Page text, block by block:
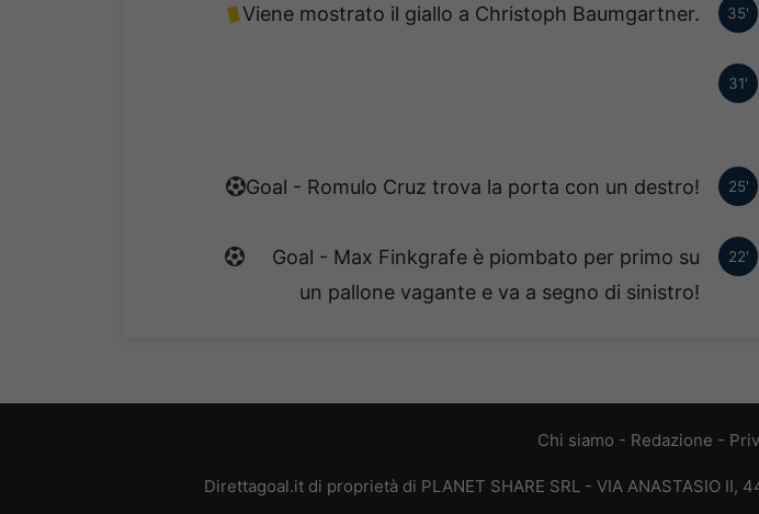
35'
Viene mostrato il giallo a Christoph Baumgartner.
31'
25'
Goal - Romulo Cruz trova la porta con un destro!
22'
Goal - Max Finkgrafe è piombato per primo su
un pallone vagante e va a segno di sinistro!
Chi siamo - Redazione -
Direttagoal.it di proprietà di PLANET SHARE SRL - VIA ANASTASIO II,